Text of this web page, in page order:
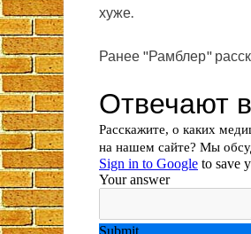
хуже.
Ранее "Рамблер"